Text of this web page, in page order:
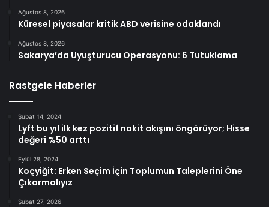
Ağustos 8, 2026
Küresel piyasalar kritik ABD verisine odaklandı
Ağustos 8, 2026
Sakarya’da Uyuşturucu Operasyonu: 6 Tutuklama
Rastgele Haberler
Şubat 14, 2024
Lyft bu yıl ilk kez pozitif nakit akışını öngörüyor; Hisse
değeri %50 arttı
Eylül 28, 2024
Koçyiğit: Erken Seçim İçin Toplumun Taleplerini Öne
Çıkarmalıyız
Şubat 27, 2026